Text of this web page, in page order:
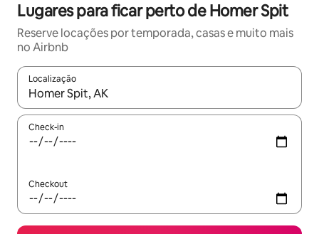
Lugares para ficar perto de Homer Spit
Reserve locações por temporada, casas e muito mais
no Airbnb
Localização
Quando os resultados estiverem disponíveis, explore-os
Check-in
Checkout